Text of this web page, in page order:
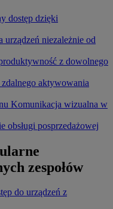
dostęp dzięki
urządzeń niezależnie od
z dowolnego
aktywowania
Komunikacja wizualna w
obsługi posprzedażowej
zespołów
do urządzeń z